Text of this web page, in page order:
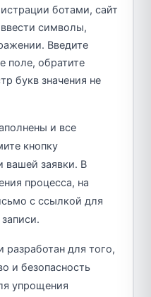
ботами, сайт
символы,
Введите
поле, обратите
букв значения не
и все
кнопку
вашей заявки. В
процесса, на
с ссылкой для
разработан для того,
и безопасность
упрощения